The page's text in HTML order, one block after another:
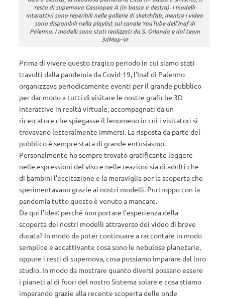
resto di supernova Cassiopea A (in basso a destra). I modelli
interattivi sono reperibili nelle gallerie di sketchfab, mentre i video
sono disponibili nella playlist sul canale YouTube dell’Inaf di
Palermo. I modelli sono stati realizzati da S. Orlando e dal team
3dMap-Vr
Prima di vivere questo tragico periodo in cui siamo stati
travolti dalla pandemia da Covid-19, l’Inaf di Palermo
organizzava periodicamente eventi per il grande pubblico
per dar modo a tutti di visitare le nostre grafiche 3D
interattive in realtà virtuale, accompagnati da un
ricercatore che spiegasse il fenomeno in cui i visitatori si
trovavano letteralmente immersi. La risposta da parte del
pubblico è sempre stata di grande entusiasmo.
Personalmente ho sempre trovato gratificante leggere
nelle espressioni del viso e nelle reazioni sia di adulti che
di bambini l’eccitazione e la meraviglia per la scoperta che
sperimentavano grazie ai nostri modelli. Purtroppo con la
pandemia tutto questo è venuto a mancare.
Da qui l’idea: perché non portare l’esperienza della
scoperta dei nostri modelli attraverso dei video di breve
durata? In modo da poter continuare a raccontare in modo
semplice e accattivante cosa sono le nebulose planetarie,
oppure i resti di supernova, cosa possiamo imparare dal loro
studio. In modo da mostrare quanto diversi possano essere
i pianeti al di fuori del nostro Sistema solare e cosa stiamo
imparando grazie alla recente scoperta delle onde